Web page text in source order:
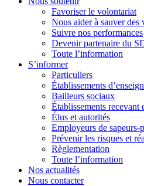
Favoriser le volontariat
Nous aider à sauver des
Suivre nos performances
Devenir partenaire du
Toute l’information
S’informer
Particuliers
Établissements
Bailleurs sociaux
Établissements recevant
Élus et autorités
Employeurs de sapeurs-
Prévenir les risques et
Règlementation
Toute l’information
Nos actualités
Nous contacter